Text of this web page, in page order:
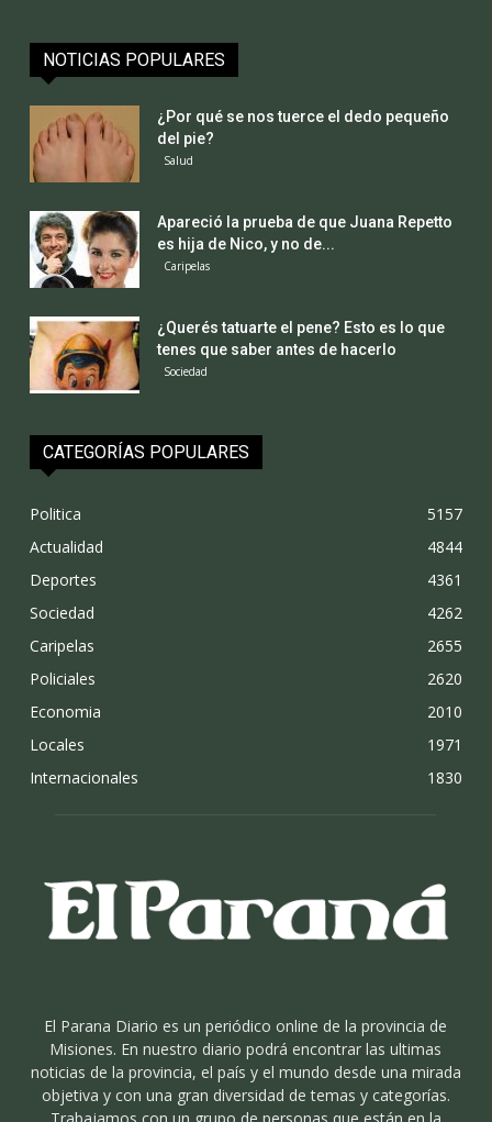
NOTICIAS POPULARES
¿Por qué se nos tuerce el dedo pequeño
del pie?
Salud
Apareció la prueba de que Juana Repetto
es hija de Nico, y no de...
Caripelas
¿Querés tatuarte el pene? Esto es lo que
tenes que saber antes de hacerlo
Sociedad
CATEGORÍAS POPULARES
Politica
5157
Actualidad
4844
Deportes
4361
Sociedad
4262
Caripelas
2655
Policiales
2620
Economia
2010
Locales
1971
Internacionales
1830
El Parana Diario es un periódico online de la provincia de
Misiones. En nuestro diario podrá encontrar las ultimas
noticias de la provincia, el país y el mundo desde una mirada
objetiva y con una gran diversidad de temas y categorías.